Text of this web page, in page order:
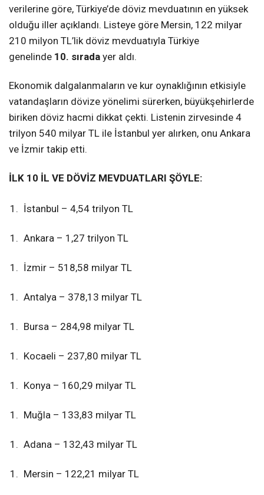
verilerine göre, Türkiye’de döviz mevduatının en yüksek
olduğu iller açıklandı. Listeye göre Mersin, 122 milyar
210 milyon TL’lik döviz mevduatıyla Türkiye
genelinde 10. sırada yer aldı.
Ekonomik dalgalanmaların ve kur oynaklığının etkisiyle
vatandaşların dövize yönelimi sürerken, büyükşehirlerde
biriken döviz hacmi dikkat çekti. Listenin zirvesinde 4
trilyon 540 milyar TL ile İstanbul yer alırken, onu Ankara
ve İzmir takip etti.
İLK 10 İL VE DÖVİZ MEVDUATLARI ŞÖYLE:
İstanbul – 4,54 trilyon TL
Ankara – 1,27 trilyon TL
İzmir – 518,58 milyar TL
Antalya – 378,13 milyar TL
Bursa – 284,98 milyar TL
Kocaeli – 237,80 milyar TL
Konya – 160,29 milyar TL
Muğla – 133,83 milyar TL
Adana – 132,43 milyar TL
Mersin – 122,21 milyar TL